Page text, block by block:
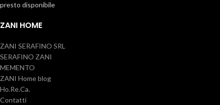
presto disponibile
ZANI HOME
ZANI SERAFINO SRL
SERAFINO ZANI
MEMENTO
ZANI Home blog
Ho.Re.Ca.
Contatti